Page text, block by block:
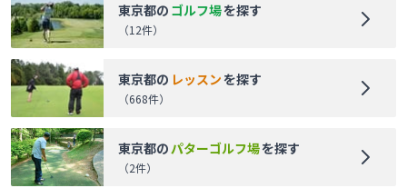
東京都の ゴルフ場を探す
（12件）
東京都の レッスンを探す
（668件）
東京都のパターゴルフ場を探す
（2件）